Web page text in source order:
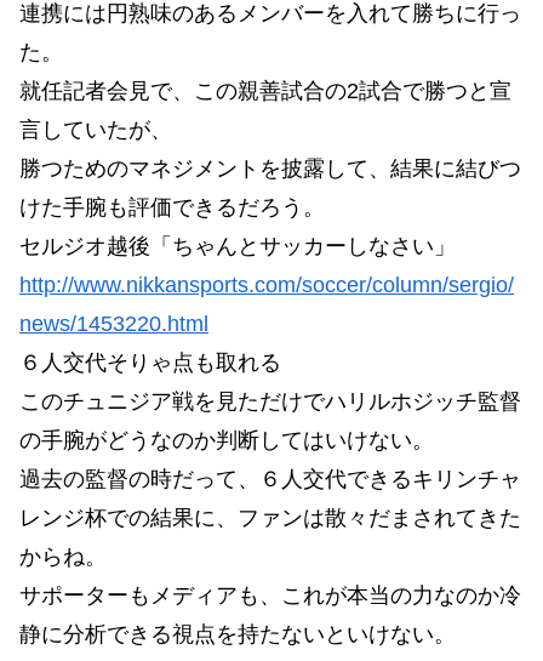
連携には円熟味のあるメンバーを入れて勝ちに行っ
た。
就任記者会見で、この親善試合の2試合で勝つと宣
言していたが、
勝つためのマネジメントを披露して、結果に結びつ
けた手腕も評価できるだろう。
セルジオ越後「ちゃんとサッカーしなさい」
http://www.nikkansports.com/soccer/column/sergio/
news/1453220.html
６人交代そりゃ点も取れる
このチュニジア戦を見ただけでハリルホジッチ監督
の手腕がどうなのか判断してはいけない。
過去の監督の時だって、６人交代できるキリンチャ
レンジ杯での結果に、ファンは散々だまされてきた
からね。
サポーターもメディアも、これが本当の力なのか冷
静に分析できる視点を持たないといけない。